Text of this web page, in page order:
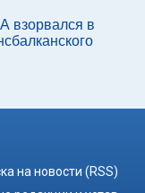
взорвался в
на новости (RSS)